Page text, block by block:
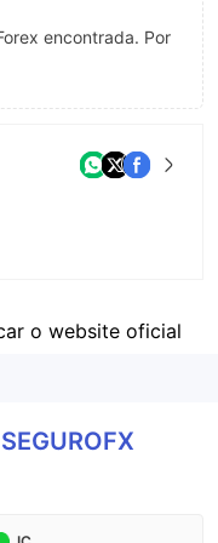
encontrada. Por
o website oficial
SEGUROFX